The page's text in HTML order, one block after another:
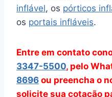
inflável, os pórticos
os portais infláveis.
Entre em contato
3347-5500, pelo
8696 ou preencha o
solicite sua cotação